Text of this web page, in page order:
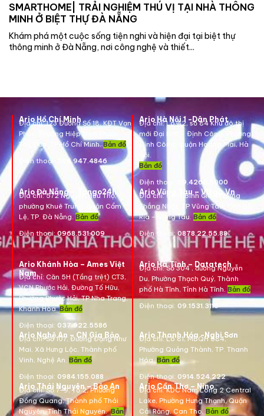
SMARTHOME| TRẢI NGHIỆM THÚ VỊ TẠI NHÀ THÔNG
MINH Ở BIỆT THỰ ĐÀ NẴNG
Khám phá một cuộc sống tiện nghi và hiện đại tại biệt thự
thông minh ở Đà Nẵng, nơi công nghệ và thiết...
Ario Hồ Chí Minh
Địa chỉ:123 Đường Số 18, KĐT Vạn
Phúc, Phường Hiệp Bình Phước,
Thủ Đức, TP Hồ Chí Minh.Bản đồ
Điện thoại:
096.947.4846
Ario Hà Nội 1 -Dân Phát
Địa chỉ:Lô A2, số 84 Khu đô thị
mới Đại Kim – Định Công, Phường
Định Công, Quận Hoàng Mai, Hà
Nội.
Bản đồ
Điện thoại:
09.4260.5000
Ario Đà Nẵng – Tango24h
Địa chỉ: 572 Nguyễn Hữu Thọ,
phường Khuê Trung, quận Cẩm
Lệ, TP. Đà Nẵng.Bản đồ
Điện thoại:0968.531.009
Ario Vũng Tàu – Vikgo.Vn
Địa chỉ:661B Bình Giã, Phường
Thắng Nhất, TP Vũng Tàu, Tỉnh Bà
Rịa – Vũng Tàu. Bản đồ
Điện thoại:0878.22.55.88
Ario Khánh Hòa – Ames Việt
Nam
Địa chỉ: Căn 5H (Tầng trệt) CT3,
VCN Phước Hải, Đường Tố Hữu,
Phường Phước Hải, TP Nha Trang,
Khánh Hòa.Bản đồ
Điện thoại: 037.922.5586
Ario Hà Tĩnh – Datatech
Địa chỉ:Số 304 , đường Nguyễn
Du, Phường Thạch Quý, Thành
phố Hà Tĩnh, Tỉnh Hà Tĩnh. Bản đồ
Điện thoại: 09.1531.3116
Ario Nghệ An – CN Gia Bảo
Địa chỉ:Số 107, Đường Đặng Như
Mai, Xã Hưng Lộc, Thành phố
Vinh, Nghệ An. Bản đồ
Điện thoại: 0984.155.088
Ario Thanh Hóa -Nghi Sơn
Địa chỉ: Lô 81, MBQH 584,
Phường Quảng Thành, TP. Thanh
Hóa.Bản đồ
Điện thoại: 0914.524.222
Ario Thái Nguyên – Bảo An
Địa chỉ: Số 7-9, Tổ 2, Phường
Đồng Quang, Thành phố Thái
Nguyên, Tỉnh Thái Nguyên.Bản
Ario Cần Thơ – Nino
Địa chỉ:KDC Nam Long 2 Central
Lake, Phường Hưng Thạnh, Quận
Cái Răng, Can Tho. Bản đồ